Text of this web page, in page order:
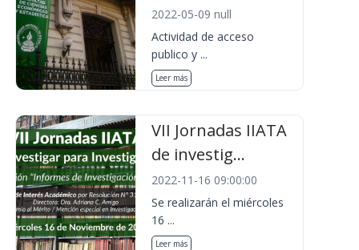
2022-05-09 null
Actividad de acceso
publico y ...
Leer más
VII Jornadas IIATA
de investig...
2022-11-16 09:00:00
Se realizarán el miércoles
16 ...
Leer más